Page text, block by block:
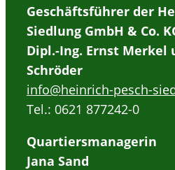
Geschäftsführer der
Siedlung GmbH & Co.
Dipl.-Ing. Ernst Merkel
Schröder
info@heinrich-pesch-
Tel.: 0621 877242-0
Quartiersmanagerin
Jana Sand